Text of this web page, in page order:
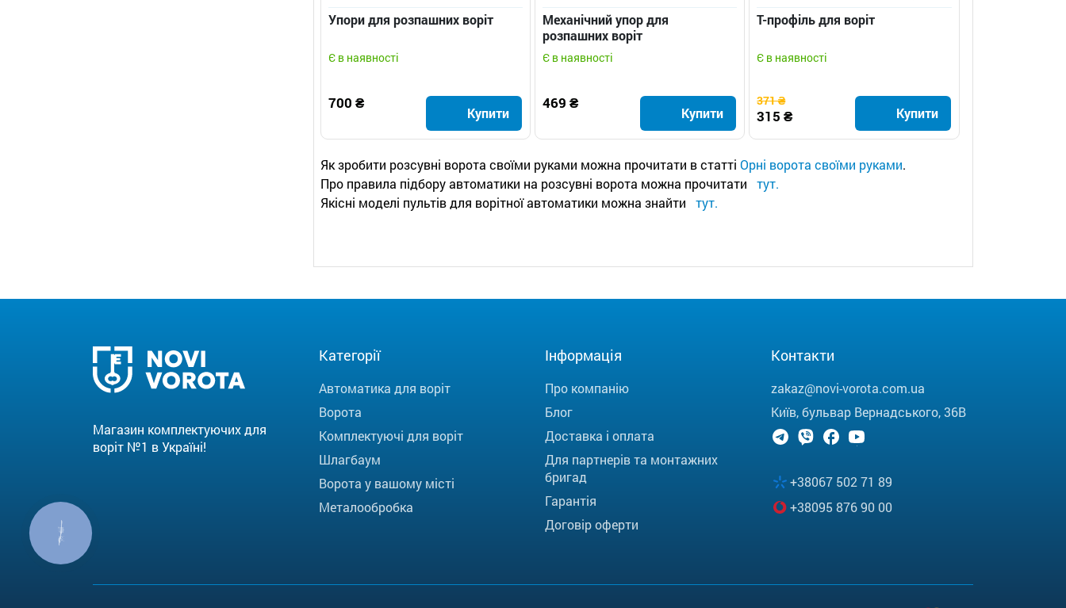
Упори для розпашних воріт
Є в наявності
700 ₴
Купити
Механічний упор для
розпашних воріт
Є в наявності
469 ₴
Купити
Т-профіль для воріт
Є в наявності
371 ₴
315 ₴ Купити
Як зробити розсувні ворота своїми руками можна прочитати в статті Орні ворота своїми руками.
Про правила підбору автоматики на розсувні ворота можна прочитати тут.
Якісні моделі пультів для ворітної автоматики можна знайти тут.
Магазин комплектуючих для
воріт №1 в Україні!
Категорії
Автоматика для воріт
Ворота
Комплектуючі для воріт
Шлагбаум
Ворота у вашому місті
Металообробка
Інформація
Про компанію
Блог
Доставка і оплата
Для партнерів та монтажних
бригад
Гарантія
Договір оферти
Контакти
zakaz@novi-vorota.com.ua
Київ, бульвар Вернадського, 36В
+38067 502 71 89
+38095 876 90 00
КНОПКА
ЗВ'ЯЗКУ